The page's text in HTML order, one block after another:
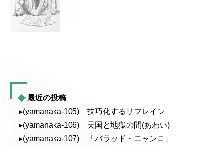
最近の投稿
▸(yamanaka-105) 技巧化するリフレイン
▸(yamanaka-106) 天国と地獄の間(あわい)
▸(yamanaka-107) 「バラッド・ニャンコ」